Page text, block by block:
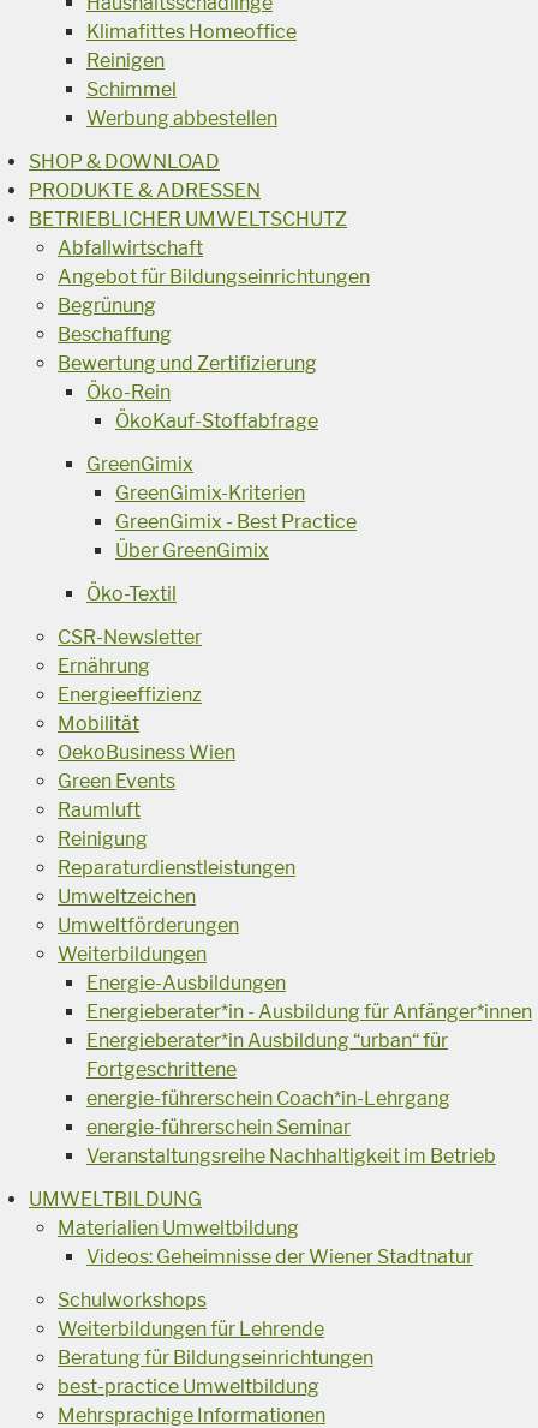
Klimafittes Homeoffice
Reinigen
Schimmel
Werbung abbestellen
SHOP & DOWNLOAD
PRODUKTE & ADRESSEN
BETRIEBLICHER UMWELTSCHUTZ
Abfallwirtschaft
Angebot für Bildungseinrichtungen
Begrünung
Beschaffung
Bewertung und Zertifizierung
Öko-Rein
ÖkoKauf-Stoffabfrage
GreenGimix
GreenGimix-Kriterien
GreenGimix - Best Practice
Über GreenGimix
Öko-Textil
CSR-Newsletter
Ernährung
Energieeffizienz
Mobilität
OekoBusiness Wien
Green Events
Raumluft
Reinigung
Reparaturdienstleistungen
Umweltzeichen
Umweltförderungen
Weiterbildungen
Energie-Ausbildungen
Energieberater*in - Ausbildung für Anfänger*innen
Energieberater*in Ausbildung “urban“ für
Fortgeschrittene
energie-führerschein Coach*in-Lehrgang
energie-führerschein Seminar
Veranstaltungsreihe Nachhaltigkeit im Betrieb
UMWELTBILDUNG
Materialien Umweltbildung
Videos: Geheimnisse der Wiener Stadtnatur
Schulworkshops
Weiterbildungen für Lehrende
Beratung für Bildungseinrichtungen
best-practice Umweltbildung
Mehrsprachige Informationen